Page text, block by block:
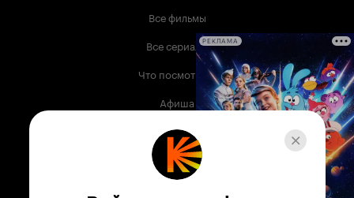
Все фильмы
Все сериалы
Что посмотреть
Афиша
Музыка
Телепрограмма
РЕКЛАМА